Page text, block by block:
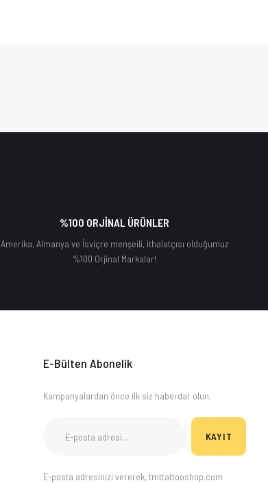
%100 ORJİNAL ÜRÜNLER
Amerika, Almanya ve İsviçre menşeili, ithalatçısı olduğumuz
%100 Orjinal Markalar!
E-Bülten Abonelik
Kampanyalardan önce ilk siz haberdar olun.
KAYIT
E-posta adresinizi vererek, tmttattooshop.com